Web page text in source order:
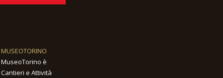
MUSEOTORINO
MuseoTorino è
Cantieri e Attività